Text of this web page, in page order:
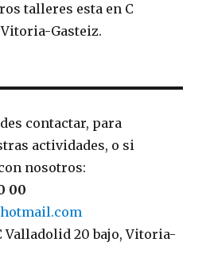
talleres esta en C
Gasteiz.
contactar, para
actividades, o si
nosotros:
00
Valladolid 20 bajo, Vitoria-